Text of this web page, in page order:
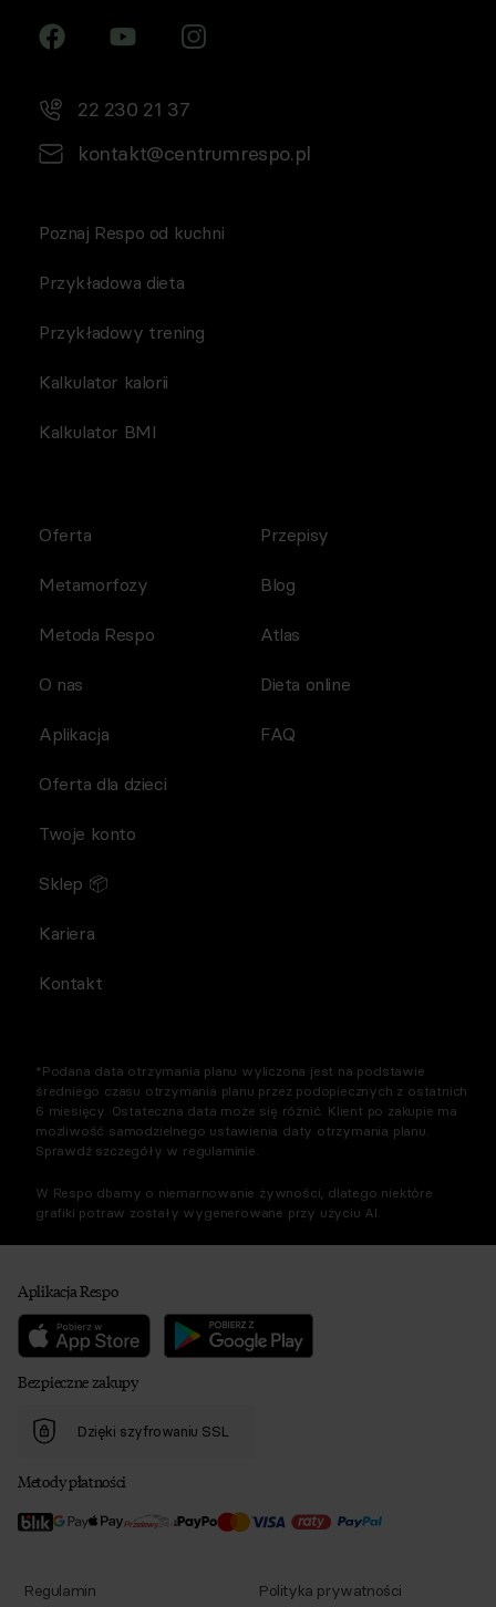
22 230 21 37
kontakt@centrumrespo.pl
Poznaj Respo od kuchni
Przykładowa dieta
Przykładowy trening
Kalkulator kalorii
Kalkulator BMI
Oferta
Metamorfozy
Metoda Respo
O nas
Aplikacja
Przepisy
Blog
Atlas
Dieta online
FAQ
Oferta dla dzieci
Twoje konto
Sklep 📦
Kariera
Kontakt
*Podana data otrzymania planu wyliczona jest na podstawie
średniego czasu otrzymania planu przez podopiecznych z ostatnich
6 miesięcy. Ostateczna data może się różnić. Klient po zakupie ma
możliwość samodzielnego ustawienia daty otrzymania planu.
Sprawdź szczegóły w regulaminie.
W Respo dbamy o niemarnowanie żywności, dlatego niektóre
grafiki potraw zostały wygenerowane przy użyciu AI.
Aplikacja Respo
Bezpieczne zakupy
Dzięki szyfrowaniu SSL
Metody płatności
Regulamin Polityka prywatności